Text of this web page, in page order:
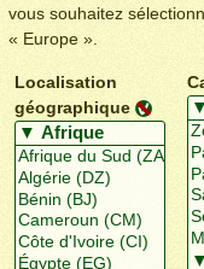
vous souhaitez
« Europe ».
Localisation
géographique